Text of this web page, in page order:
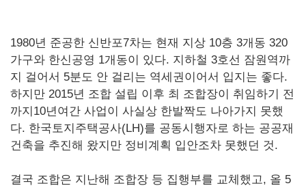
1980년 준공한 신반포7차는 현재 지상 10층 3개동 320
가구와 한신공영 1개동이 있다. 지하철 3호선 잠원역까
지 걸어서 5분도 안 걸리는 역세권이어서 입지는 좋다.
하지만 2015년 조합 설립 이후 최 조합장이 취임하기 전
까지10년여간 사업이 사실상 한발짝도 나아가지 못했
다. 한국토지주택공사(LH)를 공동시행자로 하는 공공재
건축을 추진해 왔지만 정비계획 입안조차 못했던 것.
결국 조합은 지난해 조합장 등 집행부를 교체했고, 올 5